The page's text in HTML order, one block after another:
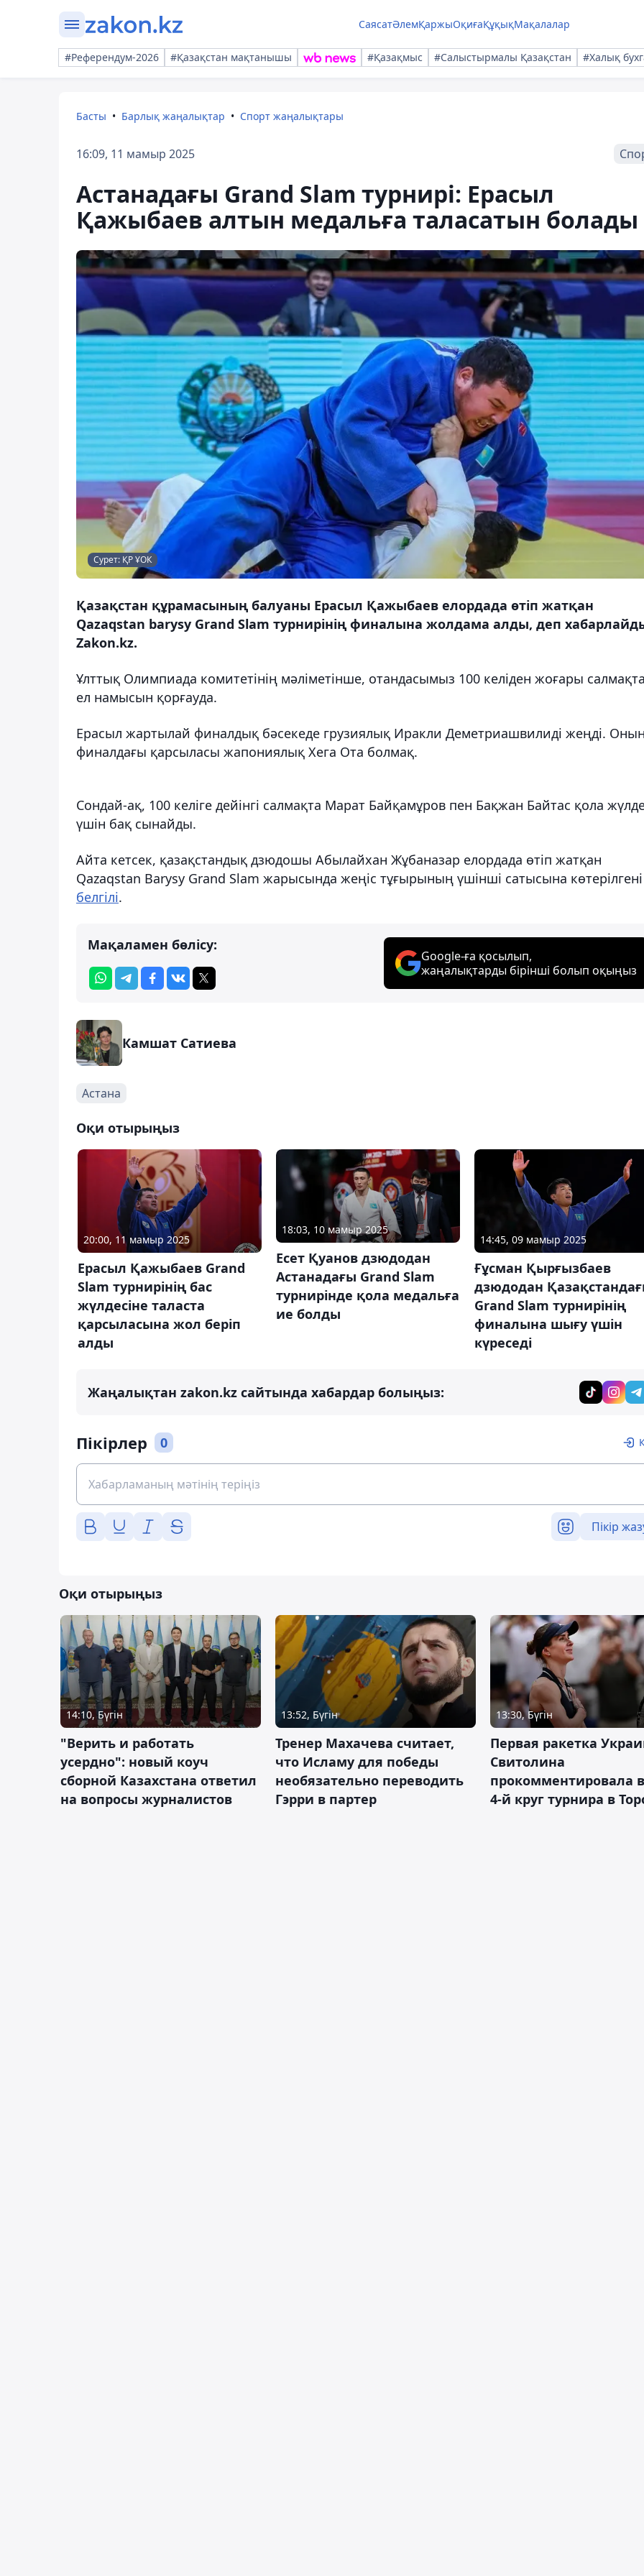
СаясатӘлемҚаржыОқиғаҚұқықМақалалар
#Референдум-2026 #Қазақстан мақтанышы #Қазақмыс #Салыстырмалы Қазақстан #Халық
Басты Барлық жаңалықтар Спорт жаңалықтары
16:09, 11 мамыр 2025
Астанадағы Grand Slam турнирі: Ерасыл
Қажыбаев алтын медальға таласатын болады
Сурет: ҚР ҰОК
Қазақстан құрамасының балуаны Ерасыл Қажыбаев елордада өтіп жатқан
Qazaqstan barysy Grand Slam турнирінің финалына жолдама алды, деп
Zakon.kz.
Ұлттық Олимпиада комитетінің мәліметінше, отандасымыз 100 келіден жоғары
ел намысын қорғауда.
Ерасыл жартылай финалдық бәсекеде грузиялық Иракли Деметриашвилиді жеңді.
финалдағы қарсыласы жапониялық Хега Ота болмақ.
Сондай-ақ, 100 келіге дейінгі салмақта Марат Байқамұров пен Бақжан Байтас қола
үшін бақ сынайды.
Айта кетсек, қазақстандық дзюдошы Абылайхан Жұбаназар елордада өтіп жатқан
Qazaqstan Barysy Grand Slam жарысында жеңіс тұғырының үшінші сатысына көтерілгені
белгілі.
Мақаламен бөлісу:
Google-ға қосылып,
жаңалықтарды бірінші болып оқыңыз
Камшат Сатиева
Астана
Оқи отырыңыз
20:00, 11 мамыр 2025
Ерасыл Қажыбаев Grand
Slam турнирінің бас
жүлдесіне таласта
қарсыласына жол беріп
алды
18:03, 10 мамыр 2025
Есет Қуанов дзюдодан
Астанадағы Grand Slam
турнирінде қола медальға
ие болды
14:45, 09 мамыр 2025
Ғұсман Қырғызбаев
дзюдодан
Grand Slam турнирінің
финалына шығу үшін
күреседі
Жаңалықтан zakon.kz сайтында хабардар болыңыз:
Пікірлер 0
Пікір
Оқи отырыңыз
14:10, Бүгін
"Верить и работать
усердно": новый коуч
сборной Казахстана ответил
на вопросы журналистов
13:52, Бүгін
Тренер Махачева считает,
что Исламу для победы
необязательно переводить
Гэрри в партер
13:30, Бүгін
Первая ракетка
Свитолина
прокомментировала
4-й круг турнира в